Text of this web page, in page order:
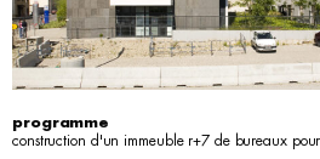
programme
construction d'un immeuble r+7 de bureaux